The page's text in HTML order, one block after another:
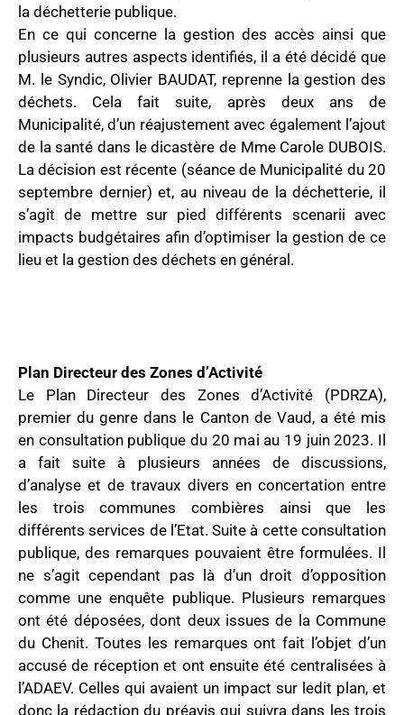
la déchetterie publique.
En ce qui concerne la gestion des accès ainsi que
plusieurs autres aspects identifiés, il a été décidé que
M. le Syndic, Olivier BAUDAT, reprenne la gestion des
déchets. Cela fait suite, après deux ans de
Municipalité, d’un réajustement avec également l’ajout
de la santé dans le dicastère de Mme Carole DUBOIS.
La décision est récente (séance de Municipalité du 20
septembre dernier) et, au niveau de la déchetterie, il
s’agit de mettre sur pied différents scenarii avec
impacts budgétaires afin d’optimiser la gestion de ce
lieu et la gestion des déchets en général.
Plan Directeur des Zones d’Activité
Le Plan Directeur des Zones d’Activité (PDRZA),
premier du genre dans le Canton de Vaud, a été mis
en consultation publique du 20 mai au 19 juin 2023. Il
a fait suite à plusieurs années de discussions,
d’analyse et de travaux divers en concertation entre
les trois communes combières ainsi que les
différents services de l’Etat. Suite à cette consultation
publique, des remarques pouvaient être formulées. Il
ne s’agit cependant pas là d’un droit d’opposition
comme une enquête publique. Plusieurs remarques
ont été déposées, dont deux issues de la Commune
du Chenit. Toutes les remarques ont fait l’objet d’un
accusé de réception et ont ensuite été centralisées à
l’ADAEV. Celles qui avaient un impact sur ledit plan, et
donc la rédaction du préavis qui suivra dans les trois